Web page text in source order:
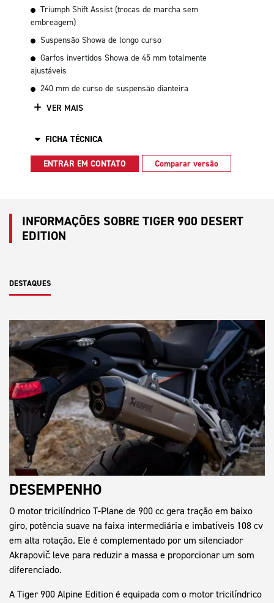
Triumph Shift Assist (trocas de marcha sem
embreagem)
Suspensão Showa de longo curso
Garfos invertidos Showa de 45 mm totalmente
ajustáveis
240 mm de curso de suspensão dianteira
VER MAIS
FICHA TÉCNICA
ENTRAR EM CONTATO Comparar versão
INFORMAÇÕES SOBRE TIGER 900 DESERT
EDITION
DESTAQUES
DESEMPENHO
O motor tricilíndrico T-Plane de 900 cc gera tração em baixo
giro, potência suave na faixa intermediária e imbatíveis 108 cv
em alta rotação. Ele é complementado por um silenciador
Akrapovič leve para reduzir a massa e proporcionar um som
diferenciado.
A Tiger 900 Alpine Edition é equipada com o motor tricilíndrico